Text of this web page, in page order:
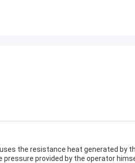
the resistance heat generated by
provided by the operator